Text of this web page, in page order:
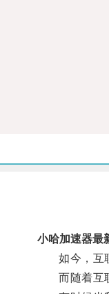
小哈加速器最
如今，互联
而随着互联